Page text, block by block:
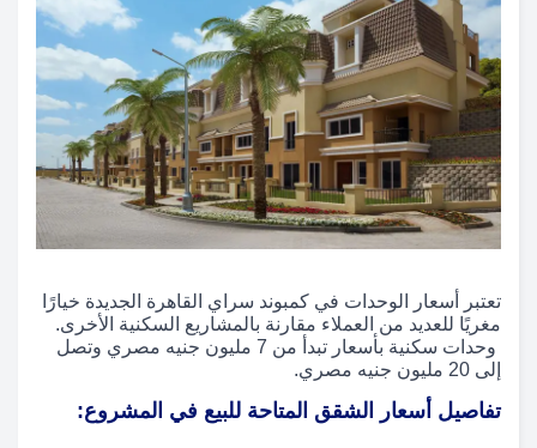
تعتبر أسعار الوحدات في كمبوند سراي القاهرة الجديدة خيارًا
مغريًا للعديد من العملاء مقارنة بالمشاريع السكنية الأخرى.
وحدات سكنية بأسعار تبدأ من 7 مليون جنيه مصري وتصل
إلى 20 مليون جنيه مصري.
تفاصيل أسعار الشقق المتاحة للبيع في المشروع: